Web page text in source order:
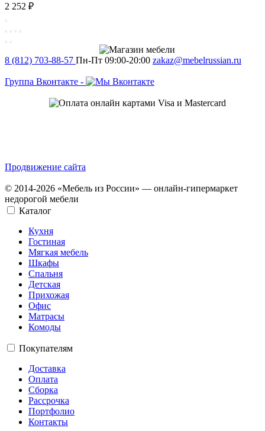
2 252 ₽
8 (812) 703-88-57 Пн-Пт 09:00-20:00 zakaz@mebelrussian.ru
Группа Вконтакте -
Продвижение сайта
© 2014-2026 «Мебель из России» — онлайн-гипермаркет
недорогой мебели
Каталог
Кухня
Гостиная
Мягкая мебель
Шкафы
Спальня
Детская
Прихожая
Офис
Матрасы
Комоды
Покупателям
Доставка
Оплата
Сборка
Рассрочка
Портфолио
Контакты